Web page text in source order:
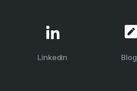
Linkedin